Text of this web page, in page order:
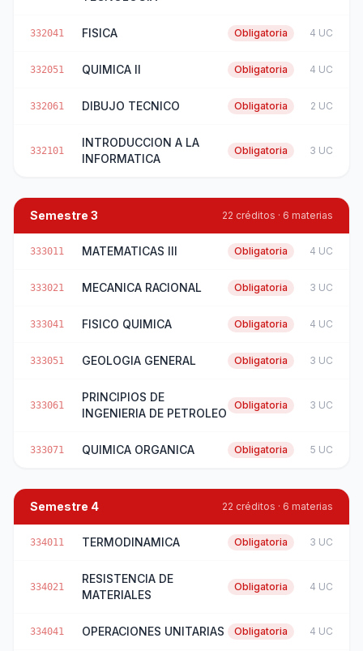
332041 FISICA Obligatoria 4 UC
332051 QUIMICA II Obligatoria 4 UC
332061 DIBUJO TECNICO Obligatoria 2 UC
332101
INTRODUCCION A LA
INFORMATICA
Obligatoria 3 UC
Semestre 3 22 créditos · 6 materias
333011 MATEMATICAS III Obligatoria 4 UC
333021 MECANICA RACIONAL Obligatoria 3 UC
333041 FISICO QUIMICA Obligatoria 4 UC
333051 GEOLOGIA GENERAL Obligatoria 3 UC
333061
PRINCIPIOS DE
INGENIERIA DE PETROLEO
Obligatoria 3 UC
333071 QUIMICA ORGANICA Obligatoria 5 UC
Semestre 4 22 créditos · 6 materias
334011 TERMODINAMICA Obligatoria 3 UC
334021
RESISTENCIA DE
MATERIALES
Obligatoria 4 UC
334041 OPERACIONES UNITARIAS Obligatoria 4 UC